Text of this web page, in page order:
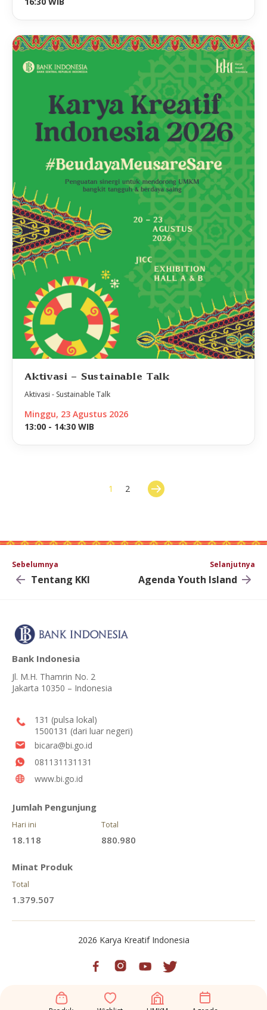
Aktivasi - Sustainable Talk
Aktivasi - Sustainable Talk
Minggu, 23 Agustus 2026
13:00 - 14:30 WIB
1 2
Sebelumnya
Tentang KKI
Selanjutnya
Agenda Youth Island
Bank Indonesia
Jl. M.H. Thamrin No. 2
Jakarta 10350 – Indonesia
131 (pulsa lokal)
1500131 (dari luar negeri)
bicara@bi.go.id
081131131131
www.bi.go.id
Jumlah Pengunjung
Hari ini
18.118
Total
880.980
Minat Produk
Total
1.379.507
2026 Karya Kreatif Indonesia